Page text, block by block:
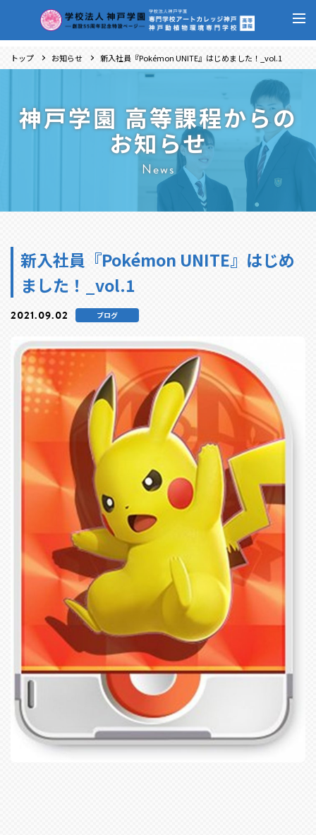
トップ お知らせ 新入社員『Pokémon UNITE』はじめました！_vol.1
神戸学園 高等課程からの
お知らせ
News
新入社員『Pokémon UNITE』はじめ
ました！_vol.1
2021.09.02 ブログ